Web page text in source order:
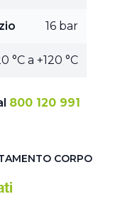
16 bar
°C a +120 °C
800 120 991
CORPO